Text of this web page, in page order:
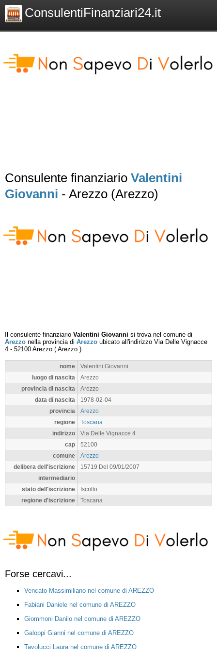
ConsulentiFinanziari24.it
Consulente finanziario Valentini
Giovanni - Arezzo (Arezzo)
Il consulente finanziario Valentini Giovanni si trova nel comune di
Arezzo nella provincia di Arezzo ubicato all'indirizzo Via Delle Vignacce
4 - 52100 Arezzo ( Arezzo ).
nome
Valentini Giovanni
luogo di nascita
Arezzo
provincia di nascita
Arezzo
data di nascita
1978-02-04
provincia
Arezzo
regione
Toscana
indirizzo
Via Delle Vignacce 4
cap
52100
comune
Arezzo
delibera dell'iscrizione
15719 Del 09/01/2007
intermediario
stato dell'iscrizione
Iscritto
regione d'iscrizione
Toscana
Forse cercavi...
Vencato Massimiliano nel comune di AREZZO
Fabiani Daniele nel comune di AREZZO
Giommoni Danilo nel comune di AREZZO
Galoppi Gianni nel comune di AREZZO
Tavolucci Laura nel comune di AREZZO